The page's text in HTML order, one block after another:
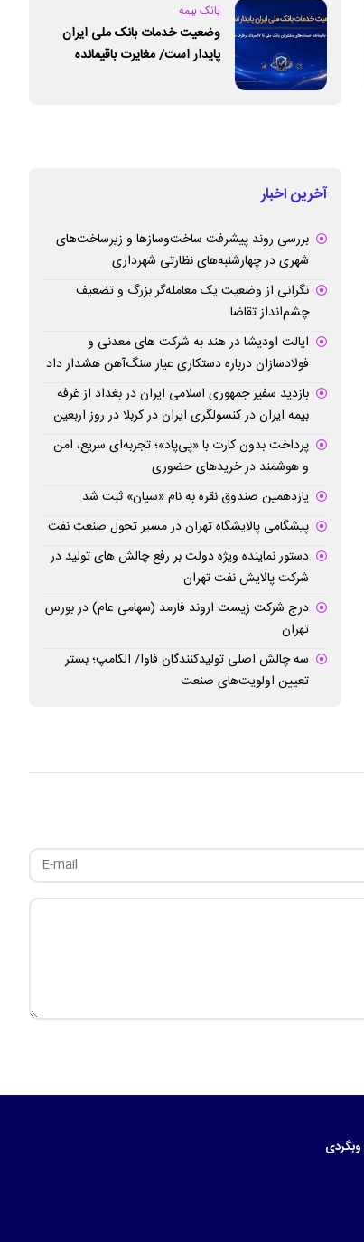
تداوم حرکت در مسیر توسعه خدمات و بهبود
شاخص‌های عملکردی بانک صادرات ایران
رونق اعطای
صادرات ایران
بانک بیمه
وضعیت خدمات بانک ملی ایران
پایدار است/ مغایرت‌ باقیمانده
آخرین اخبار
بررسی روند پیشرفت ساخت‌وسازها و زیرساخت‌های
شهری در چهارشنبه‌های نظارتی شهرداری
نگرانی از وضعیت یک معامله‌گر بزرگ و تضعیف
چشم‌انداز تقاضا
ایالت اودیشا در هند به شرکت های معدنی و
فولادسازان درباره دستکاری عیار سنگ‌آهن هشدار داد
بازدید سفیر جمهوری اسلامی ایران در بغداد از غرفه
بیمه ایران در کنسولگری ایران در کربلا در روز اربعین
پرداخت بدون کارت با «پی‌پاد»؛ تجربه‌ای سریع، امن
و هوشمند در خریدهای حضوری
یازدهمین صندوق نقره به نام «سیان» ثبت شد
پیشگامی پالایشگاه تهران در مسیر تحول صنعت نفت
دستور نماینده ویژه دولت بر رفع چالش های تولید در
شرکت پالایش نفت تهران
درج شرکت زیست اروند فارمد (سهامی عام) در بورس
تهران
سه چالش اصلی تولیدکنندگان فاوا/ الکامپ؛ بستر
تعیین اولویت‌های صنعت
وبگردی